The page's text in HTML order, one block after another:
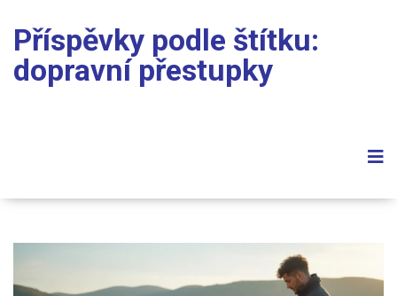
Příspěvky podle štítku:
dopravní přestupky